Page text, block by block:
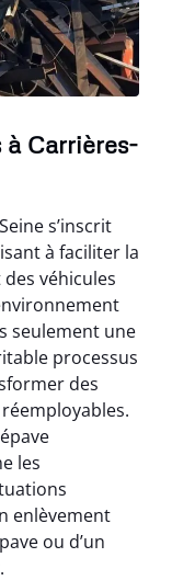
Carrières-
s’inscrit
à faciliter la
véhicules
seulement une
processus
des
les
enlèvement
ou d’un